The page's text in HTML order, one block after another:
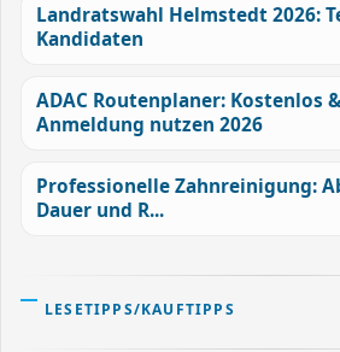
Landratswahl Helmstedt 2026:
Kandidaten
ADAC Routenplaner: Kostenlos
Anmeldung nutzen 2026
Professionelle Zahnreinigung:
Dauer und R...
LESETIPPS/KAUFTIPPS